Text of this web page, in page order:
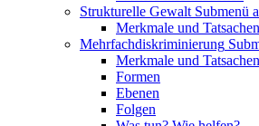
Strukturelle Gewalt Submenü
Merkmale und Tatsachen
Mehrfachdiskriminierung
Merkmale und Tatsachen
Formen
Ebenen
Folgen